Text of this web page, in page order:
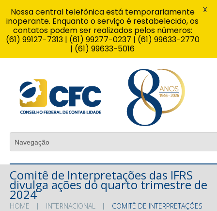
Comitê de Interpretações das IFRS
divulga ações do quarto trimestre de
2024
HOME INTERNACIONAL
COMITÊ DE INTERPRETAÇÕES
Nossa central telefônica está temporariamente
inoperante. Enquanto o serviço é restabelecido, os
contatos podem ser realizados pelos números:
(61) 99127-7313 | (61) 99277-0237 | (61) 99633-2770
| (61) 99633-5016
X